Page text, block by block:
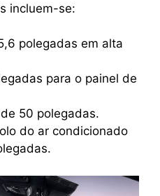
incluem-se:
polegadas em alta
para o painel de
50 polegadas.
do ar condicionado